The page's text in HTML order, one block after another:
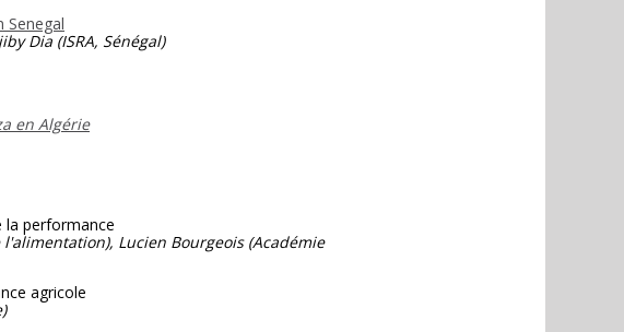
Senegal
Dia (ISRA, Sénégal)
en Algérie
la performance
Lucien Bourgeois (Académie
agricole